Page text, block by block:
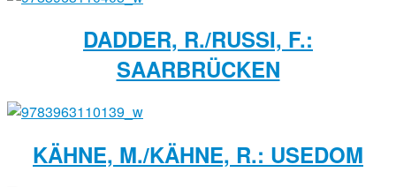
DADDER, R./RUSSI, F.:
SAARBRÜCKEN
KÄHNE, M./KÄHNE, R.: USEDOM